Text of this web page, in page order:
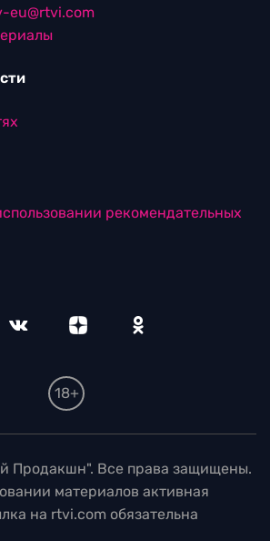
eu@rtvi.com
рекомендательных
18+
Продакшн". Все права защищены.
материалов активная
на rtvi.com обязательна